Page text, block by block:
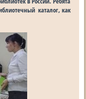
каталог, как